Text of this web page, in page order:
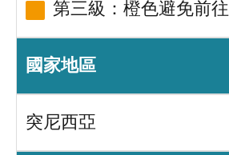
第三級：橙色避免前往
國家地區
突尼西亞